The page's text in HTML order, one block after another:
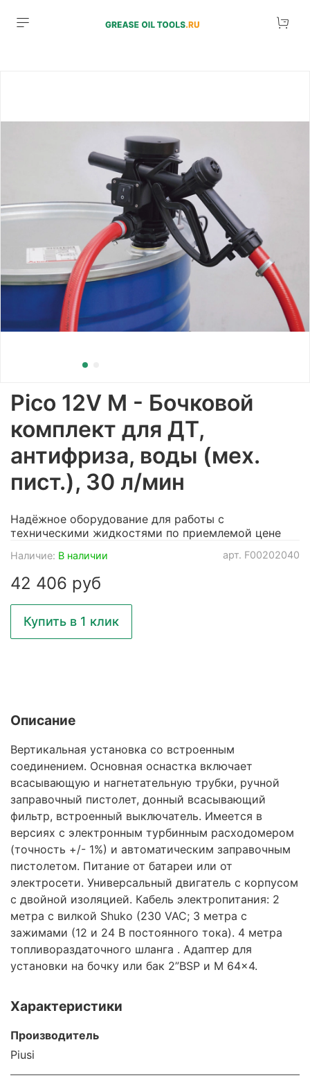
арт. F00202040
Наличие: В наличии
Pico 12V M - Бочковой
комплект для ДТ,
антифриза, воды (мех.
пист.), 30 л/мин
42 406 руб
Купить в 1 клик
Надёжное оборудование для работы с
техническими жидкостями по приемлемой цене
Описание
Вертикальная установка со встроенным
соединением. Основная оснастка включает
всасывающую и нагнетательную трубки, ручной
заправочный пистолет, донный всасывающий
фильтр, встроенный выключатель. Имеется в
версиях с электронным турбинным расходомером
(точность +/- 1%) и автоматическим заправочным
пистолетом. Питание от батареи или от
электросети. Универсальный двигатель с корпусом
с двойной изоляцией. Кабель электропитания: 2
метра с вилкой Shuko (230 VAC; 3 метра с
зажимами (12 и 24 В постоянного тока). 4 метра
топливораздаточного шланга . Адаптер для
установки на бочку или бак 2”BSP и M 64x4.
Характеристики
Производитель
Piusi